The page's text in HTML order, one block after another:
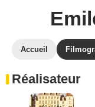
Accueil
Réalisateur